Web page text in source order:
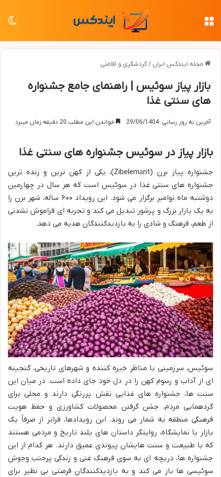
مجله ایندکس ایران /گردشگری و اقامتی
بازار پیاز سوئیس | راهنمای جامع جشنواره
های سنتی غذا
آخرین به روز رسانی: 29/06/1404 خواندن این مطلب 20 دقیقه زمان میبرد
بازار پیاز در سوئیس جشنواره های سنتی غذا
جشنواره پیاز برن (Zibelemärit)، یکی از کهن ترین و زنده ترین
جشنواره های سنتی غذا در سوئیس است که هر سال در چهارمین
دوشنبه ماه نوامبر برگزار می شود. این رویداد ۶۰۰ ساله، شهر برن را
به یک بازار بزرگ و پرشور تبدیل می کند و تجربه ای فراموش نشدنی
از طعم، فرهنگ و شادی را به بازدیدکنندگان هدیه می دهد.
سوئیس، سرزمینی با مناظر خیره کننده و شهرهای تاریخی، گنجینه
ای از آداب و رسوم کهن را در دل خود جای داده است. در میان این
سنت ها، جشنواره های غذایی نقش پررنگی دارند و محلی برای
گردهمایی مردم، جشن گرفتن محصولات کشاورزی و حفظ هویت
فرهنگی منطقه به شمار می روند. این رویدادها، فراتر از صرفاً یک
بازار یا نمایشگاه، روایتگر داستان های بلند تاریخ و مردمی هستند
که با طبیعت و سنت هایشان پیوندی عمیق دارند. هر کدام از این
جشنواره ها، دریچه ای به سوی فرهنگ غنی و زندگی پرجنب وجوش
سوئیسی ها باز می کند و به بازدیدکنندگان فرصتی بی نظیر برای